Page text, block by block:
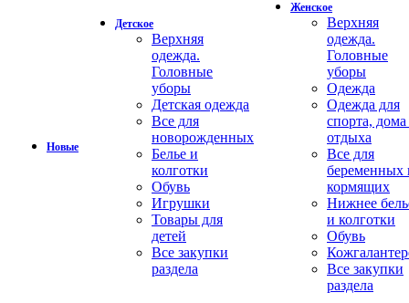
Новые
Детское
Верхняя
одежда.
Головные
уборы
Детская одежда
Все для
новорожденных
Белье и
колготки
Обувь
Игрушки
Товары для
детей
Все закупки
раздела
Женское
Верхняя
одежда.
Головные
уборы
Одежда
Одежда для
спорта,
отдыха
Все для
беременных
кормящих
Нижнее
и колготки
Обувь
Все закупки
раздела